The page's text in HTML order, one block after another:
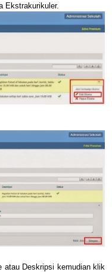
Ekstrakurikuler.
atau Deskripsi kemudian klik